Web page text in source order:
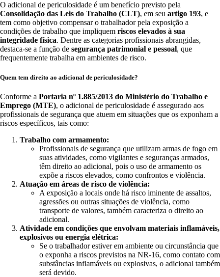
O adicional de periculosidade é um benefício previsto pela
Consolidação das Leis do Trabalho (CLT), em seu artigo 193, e
tem como objetivo compensar o trabalhador pela exposição a
condições de trabalho que impliquem riscos elevados à sua
integridade física. Dentre as categorias profissionais abrangidas,
destaca-se a função de segurança patrimonial e pessoal, que
frequentemente trabalha em ambientes de risco.
Quem tem direito ao adicional de periculosidade?
Conforme a Portaria nº 1.885/2013 do Ministério do Trabalho e
Emprego (MTE), o adicional de periculosidade é assegurado aos
profissionais de segurança que atuem em situações que os exponham a
riscos específicos, tais como:
Trabalho com armamento:
Profissionais de segurança que utilizam armas de fogo em
suas atividades, como vigilantes e seguranças armados,
têm direito ao adicional, pois o uso de armamento os
expõe a riscos elevados, como confrontos e violência.
Atuação em áreas de risco de violência:
A exposição a locais onde há risco iminente de assaltos,
agressões ou outras situações de violência, como
transporte de valores, também caracteriza o direito ao
adicional.
Atividade em condições que envolvam materiais inflamáveis,
explosivos ou energia elétrica:
Se o trabalhador estiver em ambiente ou circunstância que
o exponha a riscos previstos na NR-16, como contato com
substâncias inflamáveis ou explosivas, o adicional também
será devido.